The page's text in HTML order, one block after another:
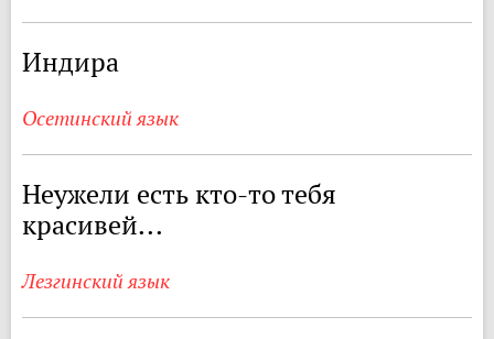
Индира
Осетинский язык
Неужели есть кто-то тебя
красивей...
Лезгинский язык